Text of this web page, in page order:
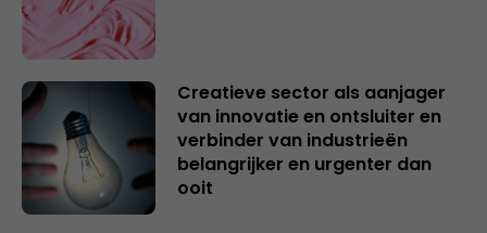
Creatieve sector als aanjager
van innovatie en ontsluiter en
verbinder van industrieën
belangrijker en urgenter dan
ooit